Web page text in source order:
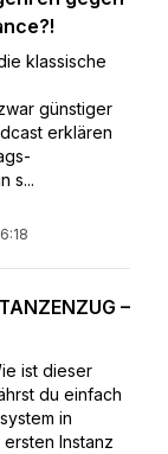
klassische
günstiger
erklären
s...
6:18
–
ist dieser
du einfach
in
Instanz